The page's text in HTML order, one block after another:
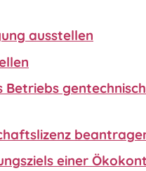
ausstellen
Betriebs
einer